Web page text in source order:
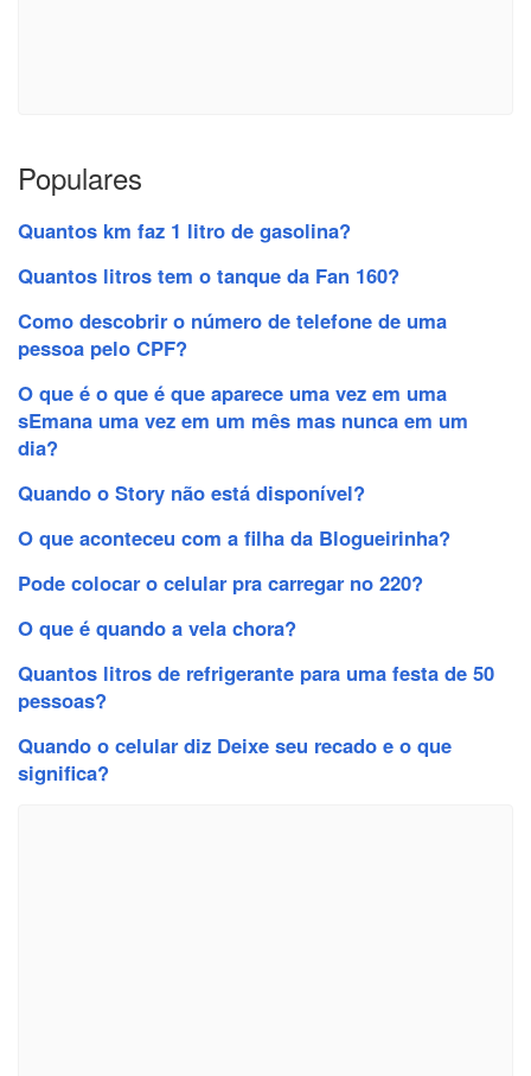
Populares
Quantos km faz 1 litro de gasolina?
Quantos litros tem o tanque da Fan 160?
Como descobrir o número de telefone de uma
pessoa pelo CPF?
O que é o que é que aparece uma vez em uma
sEmana uma vez em um mês mas nunca em um
dia?
Quando o Story não está disponível?
O que aconteceu com a filha da Blogueirinha?
Pode colocar o celular pra carregar no 220?
O que é quando a vela chora?
Quantos litros de refrigerante para uma festa de 50
pessoas?
Quando o celular diz Deixe seu recado e o que
significa?